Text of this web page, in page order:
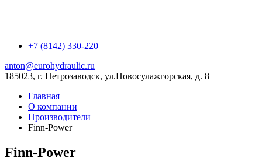
+7 (8142) 330-220
anton@eurohydraulic.ru
185023, г. Петрозаводск, ул.Новосулажгорская, д. 8
Главная
О компании
Производители
Finn-Power
Finn-Power